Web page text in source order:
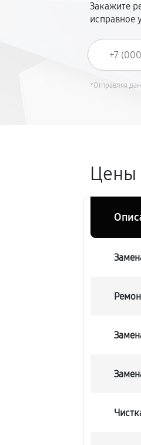
Закажите
исправное
*Отправляя
Цены